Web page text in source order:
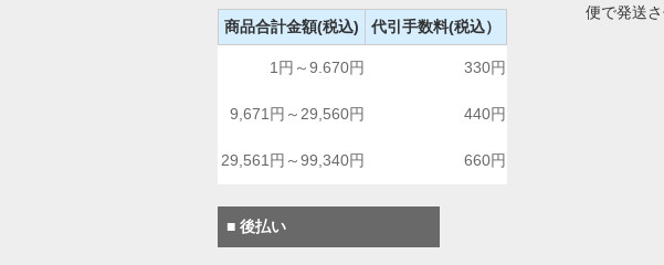
商品合計金額(税込) 代引手数料(税込）
1円～9.670円 330円
9,671円～29,560円 440円
29,561円～99,340円 660円
■ 後払い
便で発送さ